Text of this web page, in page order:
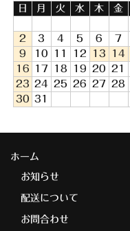
日
月 火 水 木 金
2
3 4 5 6 7
9
10 11 12 13 14
16
17 18 19 20 21
23 24 25 26 27 28
30 31
ホーム
お知らせ
配送について
お問合わせ